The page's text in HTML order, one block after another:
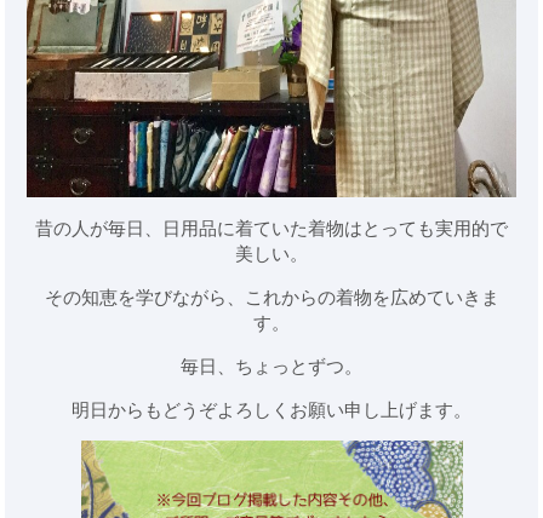
昔の人が毎日、日用品に着ていた着物はとっても実用的で
美しい。
その知恵を学びながら、これからの着物を広めていきま
す。
毎日、ちょっとずつ。
明日からもどうぞよろしくお願い申し上げます。